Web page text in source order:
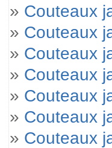
» Couteaux
» Couteaux
» Couteaux
» Couteaux
» Couteaux
» Couteaux
» Couteaux